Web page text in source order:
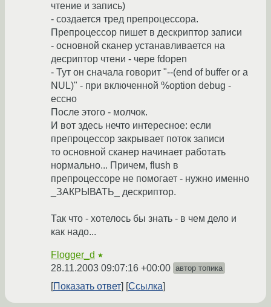
чтение и запись)
- создается тред препроцессора.
Препроцессор пишет в дескриптор записи
- основной сканер устанавливается на
десриптор чтени - чере fdopen
- Тут он сначала говорит "--(end of buffer or a
NUL)" - при включенной %option debug -
ессно
После этого - молчок.
И вот здесь нечто интересное: если
препроцессор закрывает поток записи
то основной сканер начинает работать
нормально... Причем, flush в
препроцессоре не помогает - нужно именно
_ЗАКРЫВАТЬ_ дескриптор.
Так что - хотелось бы знать - в чем дело и
как надо...
Flogger_d ★
28.11.2003 09:07:16 +00:00 автор топика
Показать ответ Ссылка